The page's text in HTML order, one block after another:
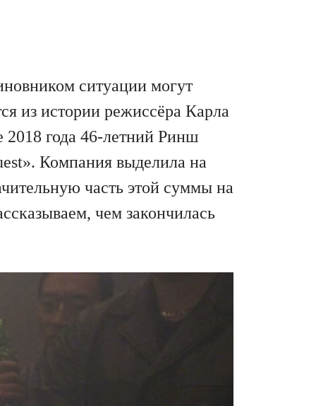
ситуации могут
из истории режиссёра Карла
года 46-летний Ринш
Компания выделила на
часть этой суммы на
чем закончилась